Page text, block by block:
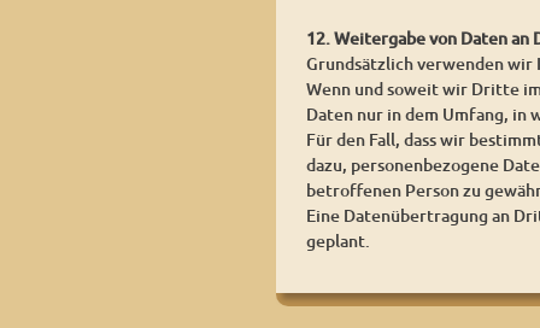
12. Weitergabe von Daten
Grundsätzlich verwenden wir
Wenn und soweit wir Dritte
Daten nur in dem Umfang,
Für den Fall, dass wir
dazu, personenbezogene
betroffenen Person zu
Eine Datenübertragung an
geplant.